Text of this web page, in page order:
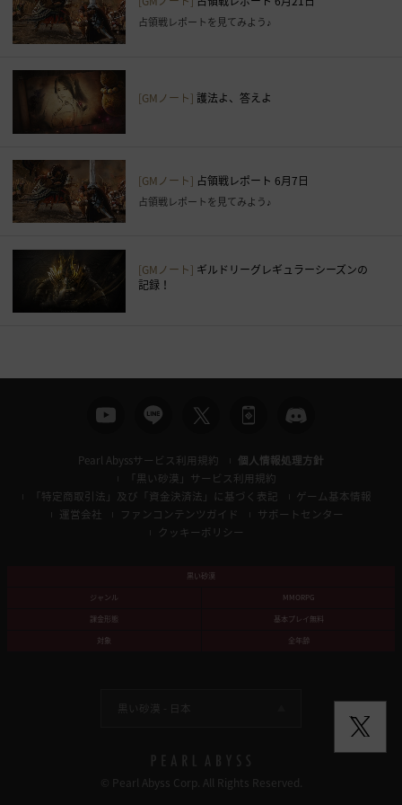
と
ま
ぐ
に
イ
動
し
ま
す
か
?
占領戦レポートを見てみよう♪
[GMノート] 護法よ、答えよ
[GMノート] 占領戦レポート 6月7日
占領戦レポートを見てみよう♪
[GMノート] ギルドリーグレギュラーシーズンの
記録！
Pearl Abyssサービス利用規約
個人情報処理方針
「黒い砂漠」サービス利用規約
「特定商取引法」及び「資金決済法」に基づく表記
ゲーム基本情報
運営会社
ファンコンテンツガイド
サポートセンター
クッキーポリシー
黒い砂漠
ジャンル
MMORPG
課金形態
基本プレイ無料
対象
全年齢
黒い砂漠 - 日本
© Pearl Abyss Corp. All Rights Reserved.